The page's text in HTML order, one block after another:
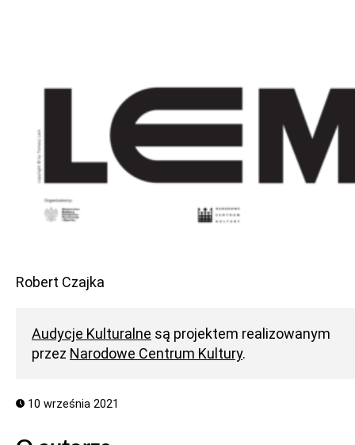
Robert Czajka
Audycje Kulturalne są projektem realizowanym
przez Narodowe Centrum Kultury.
10 września 2021